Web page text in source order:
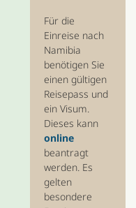
Für die
Einreise nach
Namibia
benötigen Sie
einen gültigen
Reisepass und
ein Visum.
Dieses kann
online
beantragt
werden. Es
gelten
besondere